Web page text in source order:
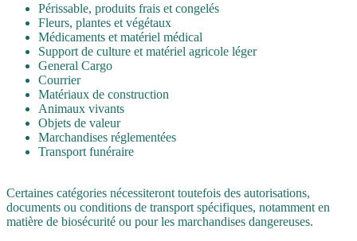
Périssable, produits frais et congelés
Fleurs, plantes et végétaux
Médicaments et matériel médical
Support de culture et matériel agricole léger
General Cargo
Courrier
Matériaux de construction
Animaux vivants
Objets de valeur
Marchandises réglementées
Transport funéraire
Certaines catégories nécessiteront toutefois des autorisations,
documents ou conditions de transport spécifiques, notamment en
matière de biosécurité ou pour les marchandises dangereuses.